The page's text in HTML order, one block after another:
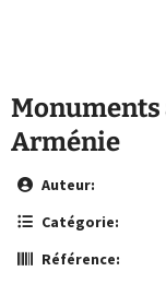
Monuments
Arménie
Auteur:
Catégorie:
Référence: